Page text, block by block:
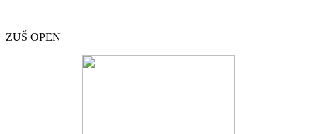
ZUŠ OPEN